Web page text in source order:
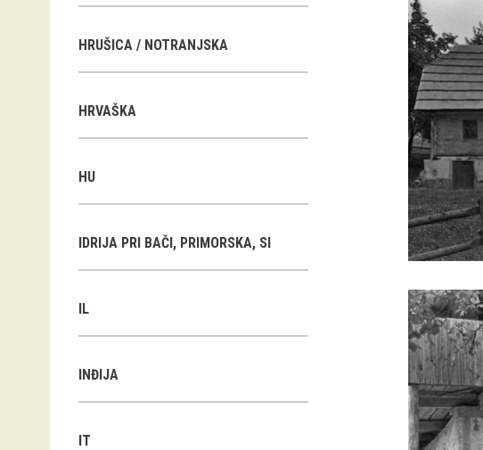
HRUŠICA / NOTRANJSKA
HRVAŠKA
HU
IDRIJA PRI BAČI, PRIMORSKA, SI
IL
INĐIJA
IT